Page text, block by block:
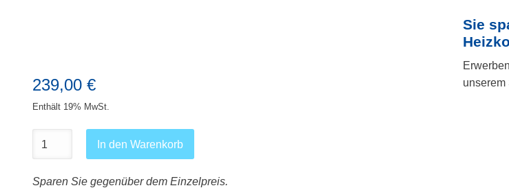
239,00 €
Enthält 19% MwSt.
In den Warenkorb
Sparen Sie gegenüber dem Einzelpreis.
Sie
unserem